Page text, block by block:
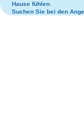
Hause fühlen.
Suchen Sie bei den